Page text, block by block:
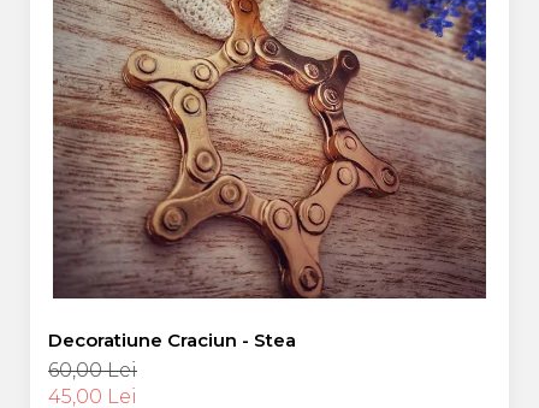
Decoratiune Craciun - Stea
60,00 Lei
45,00 Lei